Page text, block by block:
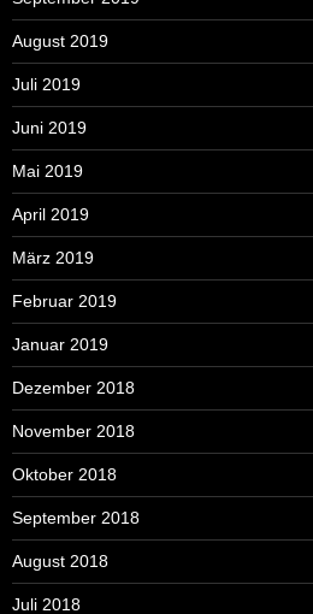
August 2019
Juli 2019
Juni 2019
Mai 2019
April 2019
März 2019
Februar 2019
Januar 2019
Dezember 2018
November 2018
Oktober 2018
September 2018
August 2018
Juli 2018